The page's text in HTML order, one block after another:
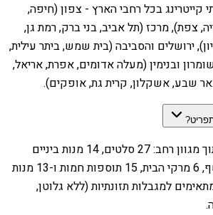
קייטרינג בכל רחבי הארץ - צפון (חיפה,
צפת), מרכז (תל אביב, בני ברק, רמת גן,
ירושלים והסביבה (בית שמש, ביתר עילית,
ובנימין (מעלה אדומים, אפרת, אריאל,
שבע, אשקלון, קרית גת, אופקים).
בהחלט. ניתן לבחור מתוך מגוון רחב: 27 סלטים, 14 מנות ביניים
ודגים, 7 פשטידות השף, 6 מרקי הבית, 15 תוספות חמות ו-13 מנות
למגבלות תזונתיות (ללא גלוטן,